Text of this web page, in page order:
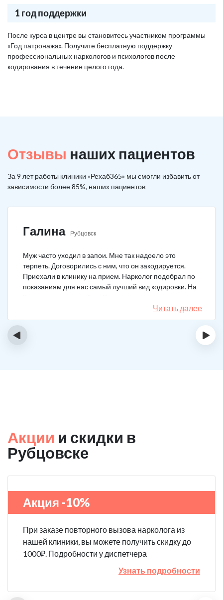
1 год поддержки
После курса в центре вы становитесь участником программы
«Год патронажа». Получите бесплатную поддержку
профессиональных наркологов и психологов после
кодирования в течение целого года.
Отзывы наших пациентов
За 9 лет работы клиники «Рехаб365» мы смогли избавить от
зависимости более 85%, наших пациентов
Галина Рубцовск
Муж часто уходил в запои. Мне так надоело это
терпеть. Договорились с ним, что он закодируется.
Приехали в клинику на прием. Нарколог подобрал по
показаниям для нас самый лучший вид кодировки. На
3 года поставили рубеж. Вот уже как два года мужа к
Читать далее
‹ ›
Акции и скидки в
Рубцовске
Акция -10%
При заказе повторного вызова нарколога из
нашей клиники, вы можете получить скидку до
1000₽. Подробности у диспетчера
Узнать подробности